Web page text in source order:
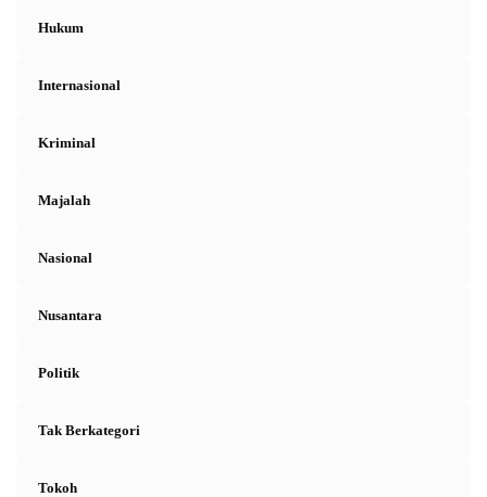
Hukum
Internasional
Kriminal
Majalah
Nasional
Nusantara
Politik
Tak Berkategori
Tokoh